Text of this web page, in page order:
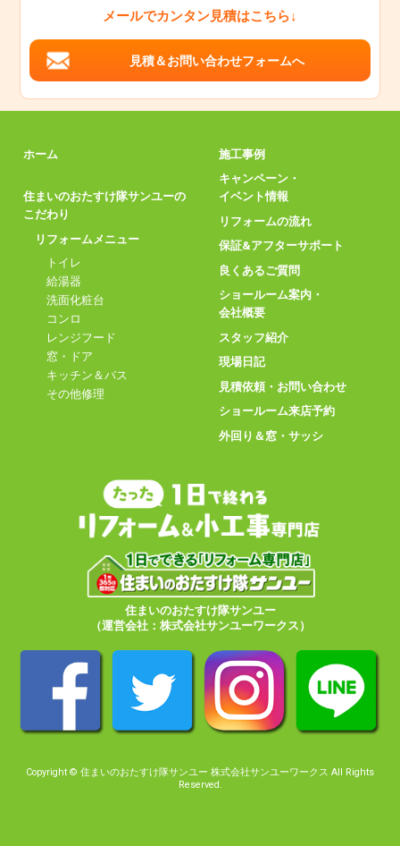
メールでカンタン見積はこちら↓
見積＆お問い合わせフォームへ
ホーム
住まいのおたすけ隊サンユーの
こだわり
リフォームメニュー
トイレ
給湯器
洗面化粧台
コンロ
レンジフード
窓・ドア
キッチン＆バス
その他修理
施工事例
キャンペーン・
イベント情報
リフォームの流れ
保証&アフターサポート
良くあるご質問
ショールーム案内・
会社概要
スタッフ紹介
現場日記
見積依頼・お問い合わせ
ショールーム来店予約
外回り＆窓・サッシ
住まいのおたすけ隊サンユー
（運営会社：株式会社サンユーワークス）
Copyright © 住まいのおたすけ隊サンユー 株式会社サンユーワークス All Rights
Reserved.